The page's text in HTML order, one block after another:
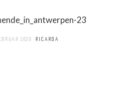
23
2020 RICARDA